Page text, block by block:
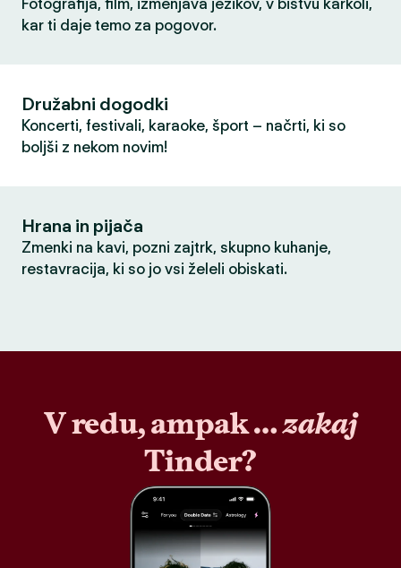
Fotografija, film, izmenjava jezikov, v bistvu karkoli,
kar ti daje temo za pogovor.
Družabni dogodki
Koncerti, festivali, karaoke, šport – načrti, ki so
boljši z nekom novim!
Hrana in pijača
Zmenki na kavi, pozni zajtrk, skupno kuhanje,
restavracija, ki so jo vsi želeli obiskati.
V redu, ampak …zakaj
Tinder?